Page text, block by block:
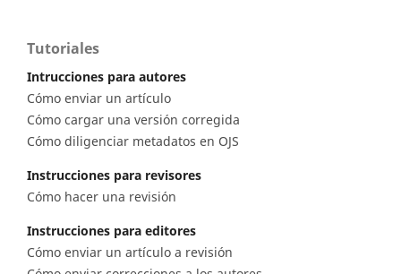
Tutoriales
Intrucciones para autores
Cómo enviar un artículo
Cómo cargar una versión corregida
Cómo diligenciar metadatos en OJS
Instrucciones para revisores
Cómo hacer una revisión
Instrucciones para editores
Cómo enviar un artículo a revisión